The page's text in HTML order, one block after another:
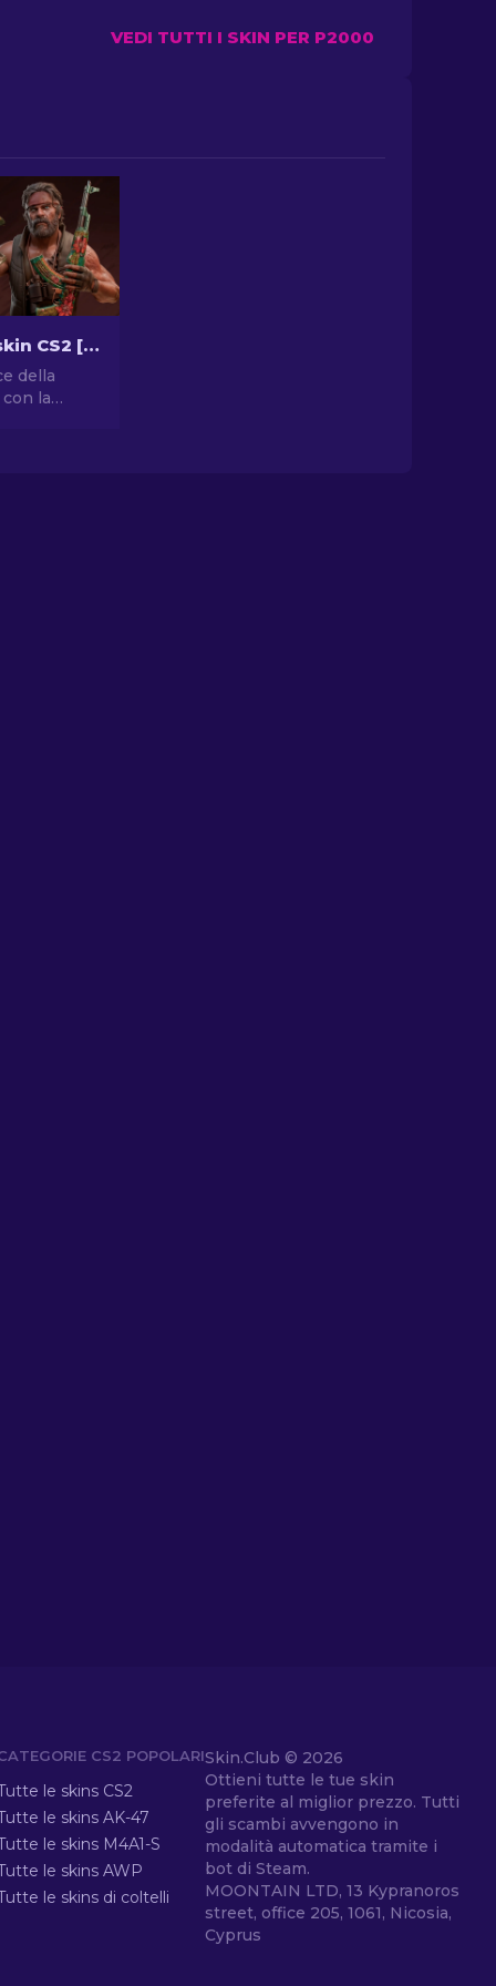
VEDI TUTTI I SKIN PER P2000
Le migliori skin CS2 [2026]
della
la
CS2 POPOLARI
le skins CS2
le skins AK-47
le skins M4A1-S
le skins AWP
le skins di coltelli
Skin.Club © 2026
Ottieni tutte le tue skin
preferite al miglior prezzo. Tutti
gli scambi avvengono in
modalità automatica tramite i
bot di Steam.
MOONTAIN LTD, 13 Kypranoros
street, office 205, 1061, Nicosia,
Cyprus